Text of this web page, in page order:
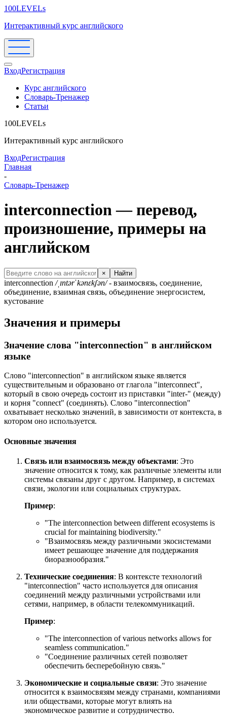
100LEVELs
Интерактивный курс английского
ВходРегистрация
Курс английского
Словарь-Тренажер
Статьи
100LEVELs
Интерактивный курс английского
ВходРегистрация
Главная
-
Словарь-Тренажер
interconnection — перевод,
произношение, примеры на
английском
× Найти
interconnection /ˌɪntərˈkənɛkʃən/- взаимосвязь, соединение,
объединение, взаимная связь, объединение энергосистем,
кустование
Значения и примеры
Значение слова "interconnection" в английском
языке
Слово "interconnection" в английском языке является
существительным и образовано от глагола "interconnect",
который в свою очередь состоит из приставки "inter-" (между)
и корня "connect" (соединять). Слово "interconnection"
охватывает несколько значений, в зависимости от контекста, в
котором оно используется.
Основные значения
Связь или взаимосвязь между объектами: Это
значение относится к тому, как различные элементы или
системы связаны друг с другом. Например, в системах
связи, экологии или социальных структурах.
Пример:
"The interconnection between different ecosystems is
crucial for maintaining biodiversity."
"Взаимосвязь между различными экосистемами
имеет решающее значение для поддержания
биоразнообразия."
Технические соединения: В контексте технологий
"interconnection" часто используется для описания
соединений между различными устройствами или
сетями, например, в области телекоммуникаций.
Пример:
"The interconnection of various networks allows for
seamless communication."
"Соединение различных сетей позволяет
обеспечить бесперебойную связь."
Экономические и социальные связи: Это значение
относится к взаимосвязям между странами, компаниями
или обществами, которые могут влиять на
экономическое развитие и сотрудничество.